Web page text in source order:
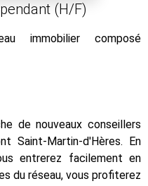
(H/F)
immobilier composé
de nouveaux conseillers
Saint-Martin-d'Hères. En
entrerez facilement en
du réseau, vous profiterez